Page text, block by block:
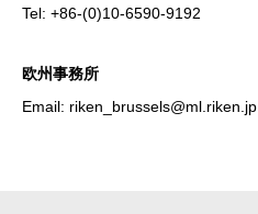
Tel: +86-(0)10-6590-9192
欧州事務所
Email: riken_brussels@ml.riken.jp